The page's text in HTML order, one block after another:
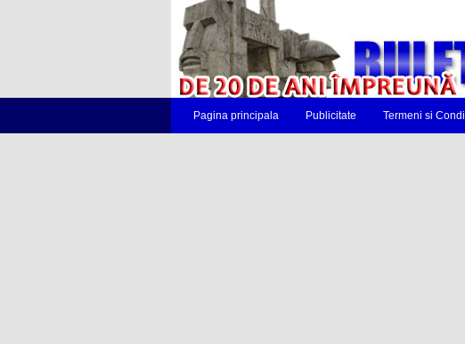
Pagina principala Publicitate Termeni si